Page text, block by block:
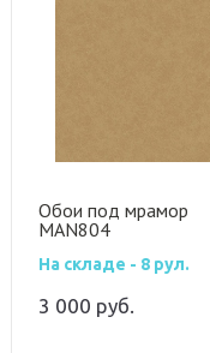
Обои под мрамор
MAN804
На складе - 8 рул.
3 000 руб.